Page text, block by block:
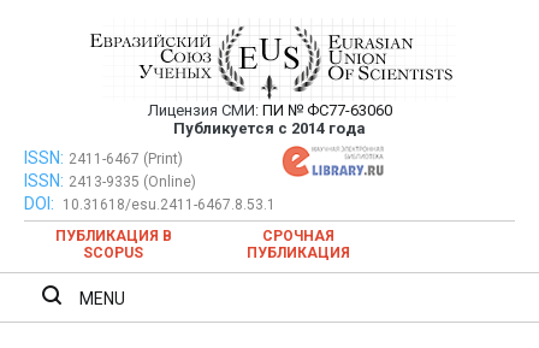
Евразийский Союз Ученых —
публикация научных статей в
ежемесячном научном журнале
Лицензия СМИ: ПИ № ФС77-63060
Публикуется с 2014 года
Евразийский Союз Ученых — публикация научных статей в
ежемесячном научном журнале
ISSN: 2411-6467 (Print)
ISSN: 2413-9335 (Online)
DOI:
10.31618/esu.2411-6467.8.53.1
ПУБЛИКАЦИЯ В
SCOPUS
СРОЧНАЯ
ПУБЛИКАЦИЯ
MENU